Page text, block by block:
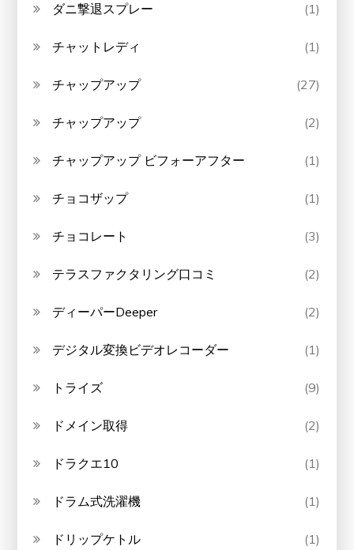
ダニ撃退スプレー (1)
チャットレディ (1)
チャップアップ (27)
チャップアップ (2)
チャップアップ ビフォーアフター (1)
チョコザップ (1)
チョコレート (3)
テラスファクタリング口コミ (2)
ディーパーDeeper (2)
デジタル変換ビデオレコーダー (1)
トライズ (9)
ドメイン取得 (2)
ドラクエ10 (1)
ドラム式洗濯機 (1)
ドリップケトル (1)